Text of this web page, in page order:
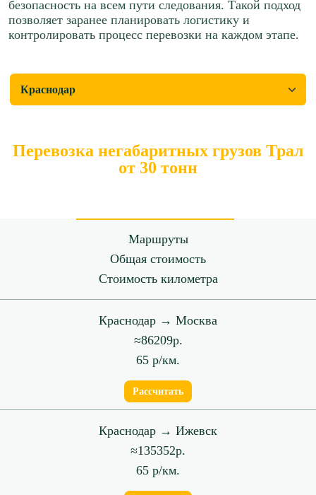
безопасность на всем пути следования. Такой подход
позволяет заранее планировать логистику и
контролировать процесс перевозки на каждом этапе.
Перевозка негабаритных грузов Трал
от 30 тонн
Маршруты
Общая стоимость
Стоимость километра
Краснодар → Москва
≈86209р.
65 р/км.
Рассчитать
Краснодар → Ижевск
≈135352р.
65 р/км.